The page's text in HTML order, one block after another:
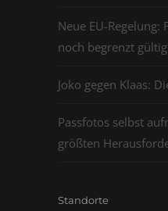
Neue EU-
noch begrenzt gültig
Joko gegen Klaas:
Passfotos selbst
größten
Standorte